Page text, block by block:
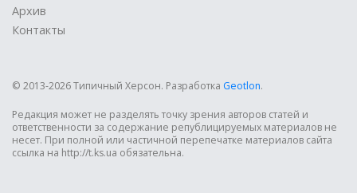
Архив
Контакты
© 2013-2026 Типичный Херсон. Разработка Geotlon.
Редакция может не разделять точку зрения авторов статей и
ответственности за содержание републицируемых материалов не
несет. При полной или частичной перепечатке материалов сайта
ссылка на http://t.ks.ua обязательна.